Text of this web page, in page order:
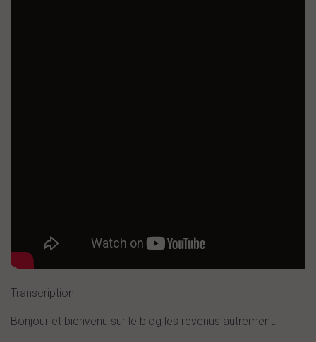
Transcription :
Bonjour et bienvenu sur le blog les revenus autrement.